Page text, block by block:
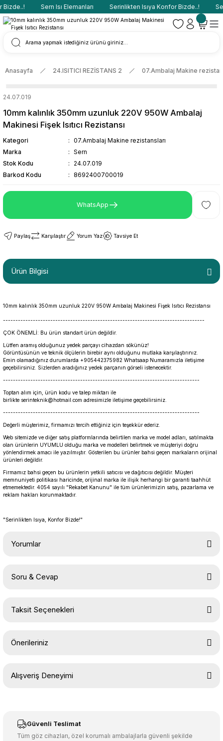
Sern Isı Elemanları Serinlikten Isıya Konfor Bizde..!
Anasayfa 24.ISITICI REZİSTANS 2 07.Ambalaj Makine
24.07.019
10mm kalınlık 350mm uzunluk 220V 950W Ambalaj
Makinesi Fişek Isıtıcı Rezistansı
Kategori
07.Ambalaj Makine rezistansları
Marka
Sern
Stok Kodu
24.07.019
Barkod Kodu
8692400700019
WhatsApp
Paylaş Karşılaştır Yorum Yaz Tavsiye Et
Ürün Bilgisi
10mm kalınlık 350mm uzunluk 220V 950W Ambalaj Makinesi Fişek Isıtıcı Rezistansı
---------------------------------------------------------------------------------
ÇOK ÖNEMLİ: Bu ürün standart ürün değildir.
Lütfen aramış olduğunuz yedek parçayı cihazdan sökünüz!
Görüntüsünün ve teknik ölçülerin birebir aynı olduğunu mutlaka karşılaştırınız.
Emin olamadığınız durumlarda +905442375982 Whatsaap Numaramızla iletişime
geçebilirsiniz. Sizlerden aradığınız yedek parçanın görseli istenecektir.
-------------------------------------------------------------------------------
Toptan alım için, ürün kodu ve talep miktarı ile
birlikte serinteknik@hotmail.com adresimizle iletişime geçebilirsiniz.
-------------------------------------------------------------------------------
Değerli müşterimiz, firmamızı tercih ettiğiniz için teşekkür ederiz.
Web sitemizde ve diğer satış platformlarında belirtilen marka ve model adları, satılmakta
olan ürünlerin UYUMLU olduğu marka ve modelleri belirtmek ve müşteriyi doğru
yönlendirmek amacı ile yazılmıştır. Gösterilen bu ürünler bahsi geçen markaların orijinal
ürünleri değildir.
Firmamız bahsi geçen bu ürünlerin yetkili satıcısı ve dağıtıcısı değildir. Müşteri
memnuniyeti politikası haricinde, orijinal marka ile ilişik herhangi bir garanti taahhüt
etmemektedir. 4054 sayılı "Rekabet Kanunu" ile tüm ürünlerimizin satış, pazarlama ve
reklam hakları korunmaktadır.
"Serinlikten Isıya, Konfor Bizde!"
Yorumlar
Soru & Cevap
Taksit Seçenekleri
Önerileriniz
konularda yetersiz gördüğünüz noktaları öneri formunu kullanarak
Ürün resmi kalitesiz, bozuk veya görüntülenemiyor.
Ürün açıklamasında eksik bilgiler bulunuyor.
Alışveriş Deneyimi
Güvenli Teslimat
Tüm göz cihazları, özel korumalı ambalajlarla güvenli şekilde